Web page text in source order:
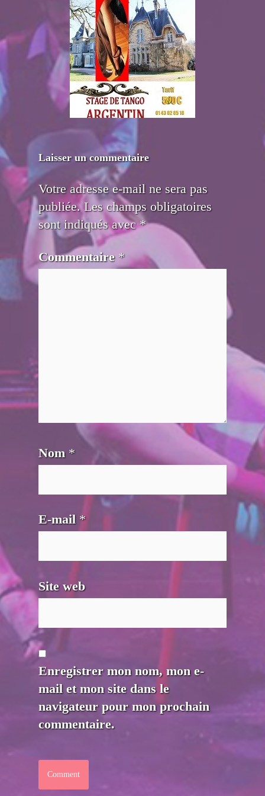
Laisser un commentaire
Votre adresse e-mail ne sera pas
publiée. Les champs obligatoires
sont indiqués avec*
Commentaire *
Nom *
E-mail *
Site web
Enregistrer mon nom, mon e-
mail et mon site dans le
navigateur pour mon prochain
commentaire.